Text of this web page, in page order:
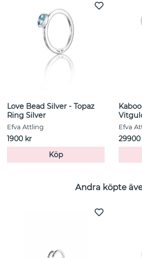
Love Bead Silver - Topaz
Ring Silver
Efva Attling
1900 kr
Köp
Efva
Andra köpte